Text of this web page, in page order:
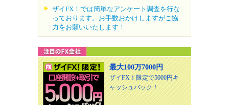
ザイFX！では簡単なアンケート調査を行な
っております。お手数おかけしますがご協
力をお願いいたします！
最大100万7000円
ザイFX！限定で5000円キ
ャッシュバック！